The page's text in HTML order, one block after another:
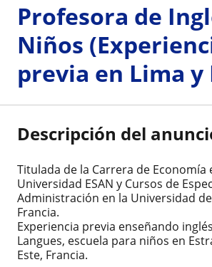
Profesora de
Niños
previa en Lima y
Descripción del
Titulada de la Carrera de Economía
Universidad ESAN y Cursos de
Administración en la Universidad
Francia.
Experiencia previa enseñando
Langues, escuela para niños en
Este, Francia.